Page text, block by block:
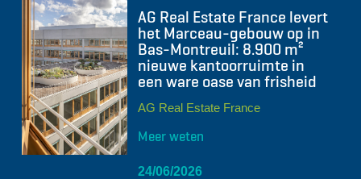
AG Real Estate France levert
het Marceau-gebouw op in
Bas-Montreuil: 8.900 m²
nieuwe kantoorruimte in
een ware oase van frisheid
AG Real Estate France
Meer weten
24/06/2026